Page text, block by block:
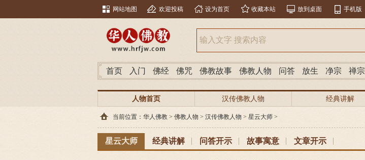
网站地图 欢迎投稿 设为首页 收藏本站 放到桌面 手机版
首页 入门 佛经 佛咒 佛教故事 佛教人物 问答 放生 净宗 禅宗
人物首页 汉传佛教人物 经典讲解
当前位置： 华人佛教 > 佛教人物 > 汉传佛教人物 > 星云大师 >
星云大师 经典讲解 问答开示 故事寓意 文章开示